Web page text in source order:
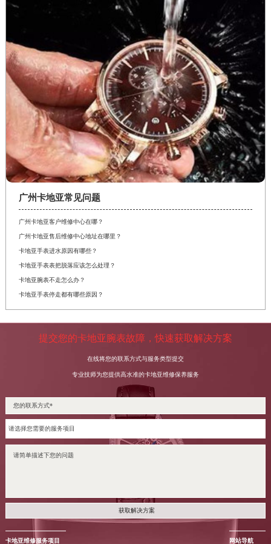
广州卡地亚常见问题
广州卡地亚客户维修中心在哪？
广州卡地亚售后维修中心地址在哪里？
卡地亚手表进水原因有哪些？
卡地亚手表表把脱落应该怎么处理？
卡地亚腕表不走怎么办？
卡地亚手表停走都有哪些原因？
提交您的卡地亚腕表故障，快速获取解决方案
在线将您的联系方式与服务类型提交
专业技师为您提供高水准的卡地亚维修保养服务
获取解决方案
卡地亚维修服务项目 网站导航